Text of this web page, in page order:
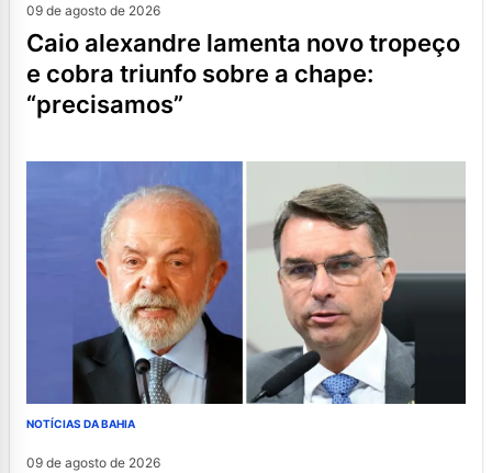
09 de agosto de 2026
caio alexandre lamenta novo tropeço
e cobra triunfo sobre a chape:
“precisamos”
NOTÍCIAS DA BAHIA
09 de agosto de 2026